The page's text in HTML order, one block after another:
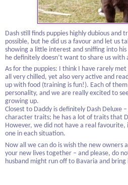
Dash still finds puppies highly dubious and
possible, but he did us a favour and let us
showing a little interest and sniffing into
he definitely doesn’t want to share us
As for the puppies: I think I have rarely
all very chilled, yet also very active and
up with food (training is fun!). Each of them
personality, and we are really excited to
growing up.
Closest to Daddy is definitely Dash Deluxe
character traits; he has a lot of traits that
However, we did not have a real
one in each situation.
Now all we can do is wish the new owners
your new lives together – and please, do
husband might run off to Bavaria and